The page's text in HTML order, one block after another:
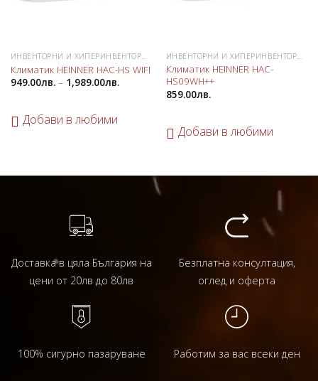
ИНВЕНТОРНИ И ХИПЕРИНВЕНТОРНИ КЛИМАТИЦИ
Климатик HEINNER HAC-HS WIFI
949.00лв.– 1,989.00лв.
Добави в любими
ИНВЕНТОРНИ И ХИПЕРИНВЕНТОРНИ КЛИМАТИЦИ
Климатик HEINNER HAC-
HS09WH++
859.00лв.
Добави в любими
Доставка в цяла България на
цени от 20лв до 80лв
Безплатна консултация,
оглед и оферта
100% сигурно пазаруване Работим за вас всеки ден